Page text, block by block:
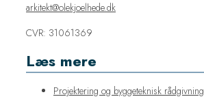
arkitekt@olekjoelhede.dk
CVR: 31061369​
Læs mere
Projektering og byggeteknisk rådgivning